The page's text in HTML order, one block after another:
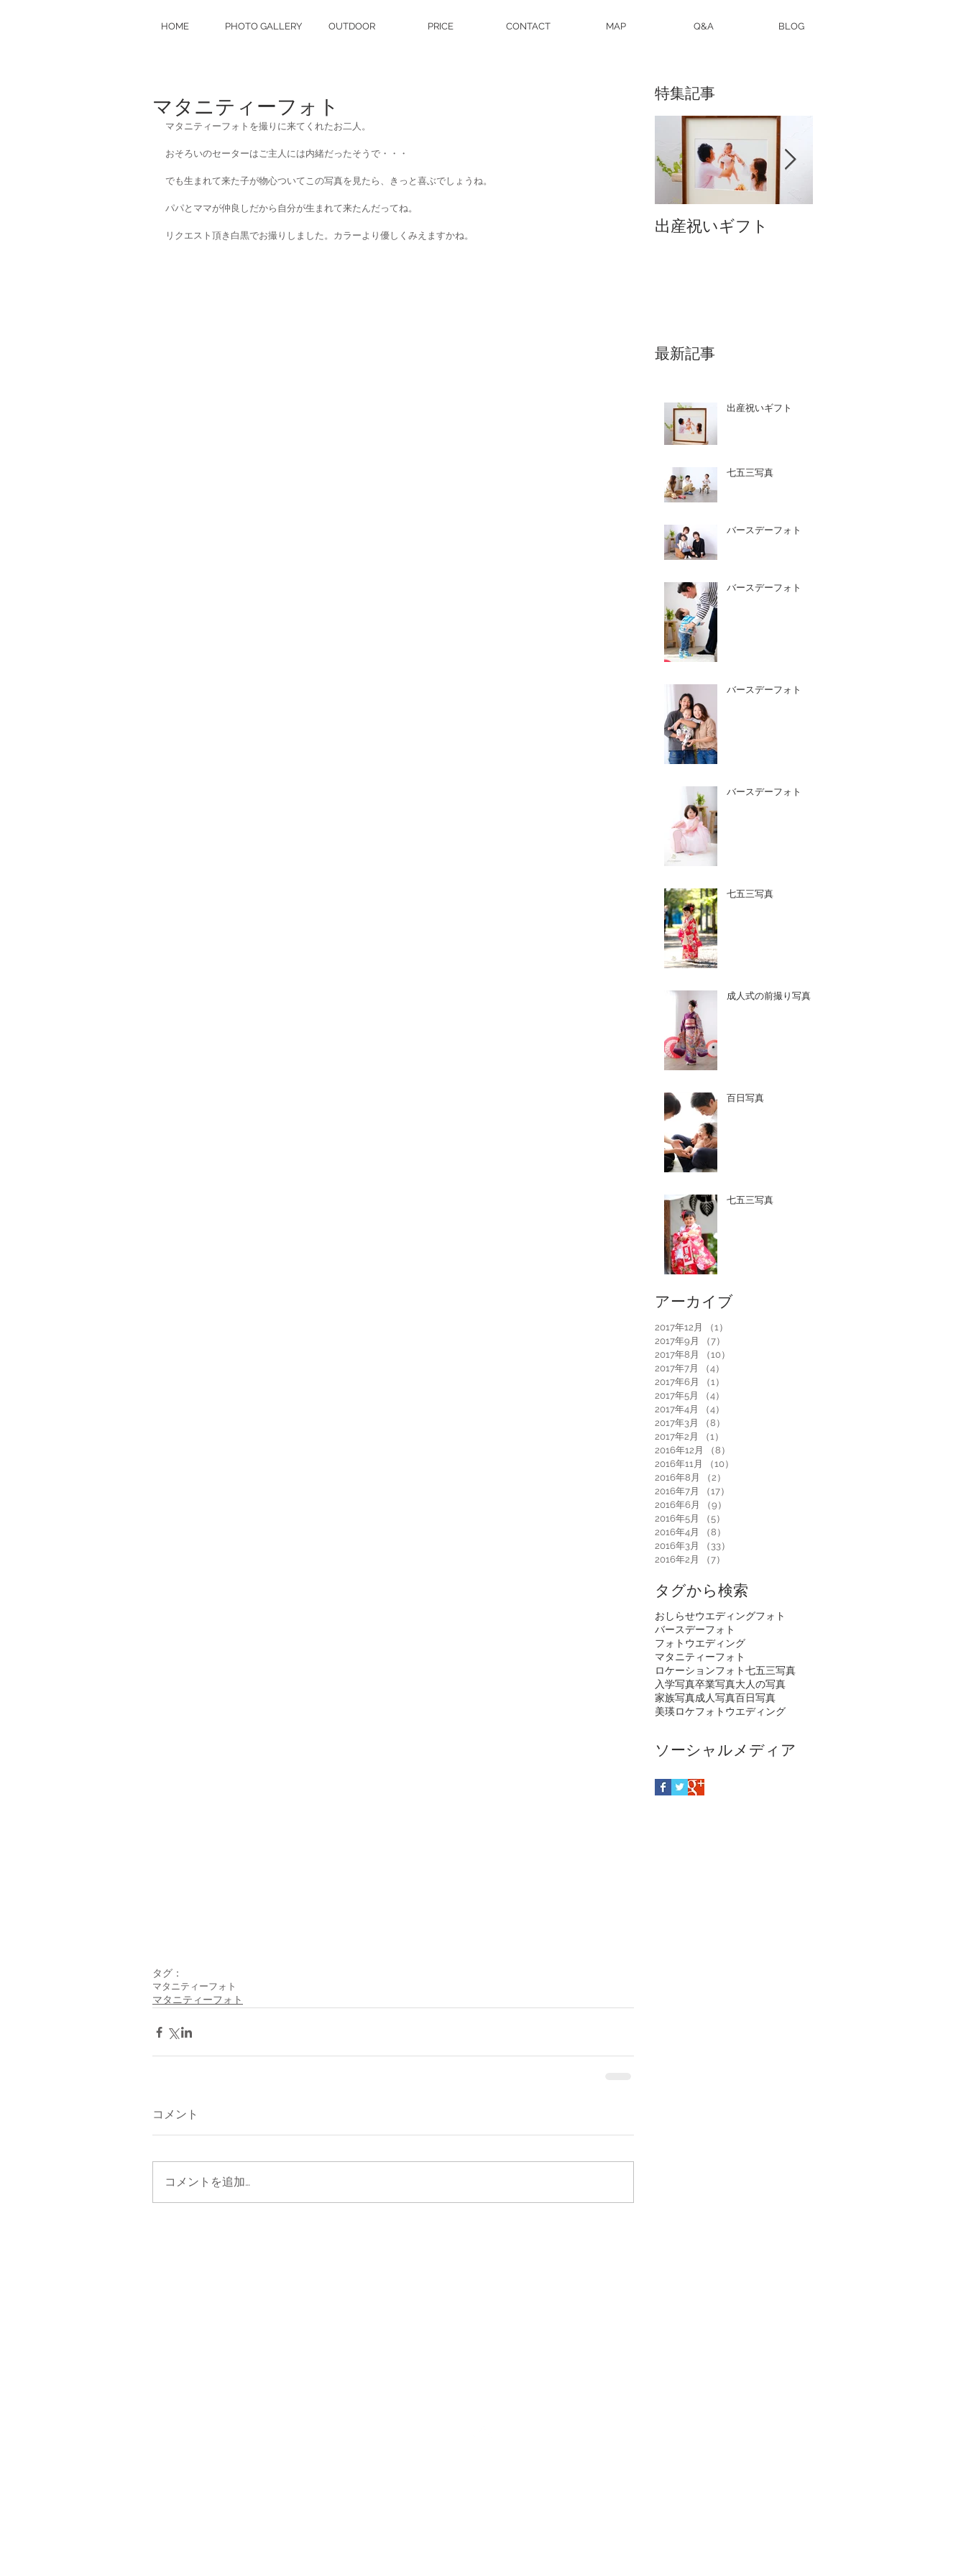
HOME PHOTO GALLERY OUTDOOR PRICE CONTACT MAP Q&A BLOG
マタニティーフォト
マタニティーフォトを撮りに来てくれたお二人。
おそろいのセーターはご主人には内緒だったそうで・・・
でも生まれて来た子が物心ついてこの写真を見たら、きっと喜ぶでしょうね。
パパとママが仲良しだから自分が生まれて来たんだってね。
リクエスト頂き白黒でお撮りしました。カラーより優しくみえますかね。
タグ：
マタニティーフォト
マタニティーフォト
コメント
コメントを追加…
特集記事
出産祝いギフト
最新記事
出産祝いギフト
七五三写真
バースデーフォト
バースデーフォト
バースデーフォト
バースデーフォト
七五三写真
成人式の前撮り写真
百日写真
七五三写真
アーカイブ
2017年12月 （1）
2017年9月
（7）
2017年8月
（10）
2017年7月
（4）
2017年6月
（1）
2017年5月
（4）
2017年4月
（4）
2017年3月
（8）
2017年2月
（1）
2016年12月
（8）
2016年11月
（10）
2016年8月
（2）
2016年7月
（17）
2016年6月
（9）
2016年5月
（5）
2016年4月
（8）
2016年3月
（33）
2016年2月
（7）
タグから検索
おしらせウエディングフォト
バースデーフォト
フォトウエディング
マタニティーフォト
ロケーションフォト七五三写真
入学写真卒業写真大人の写真
家族写真成人写真百日写真
美瑛ロケフォトウエディング
ソーシャルメディア